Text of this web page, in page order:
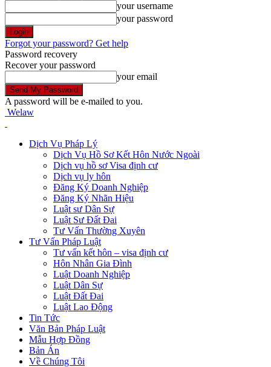
your username
your password
Forgot your password? Get help
Password recovery
Recover your password
your email
A password will be e-mailed to you.
Welaw
Dịch Vụ Pháp Lý
Dịch Vụ Hồ Sơ Kết Hôn Nước Ngoài
Dịch vụ hồ sơ Visa định cư
Dịch vụ ly hôn
Đăng Ký Doanh Nghiệp
Đăng Ký Nhãn Hiệu
Luật sư Dân Sự
Luật Sư Đất Đai
Tư Vấn Thường Xuyên
Tư Vấn Pháp Luật
Tư vấn kết hôn – visa định cư
Hôn Nhân Gia Đình
Luật Doanh Nghiệp
Luật Dân Sự
Luật Đất Đai
Luật Lao Động
Tin Tức
Văn Bản Pháp Luật
Mẫu Hợp Đồng
Bản Án
Về Chúng Tôi